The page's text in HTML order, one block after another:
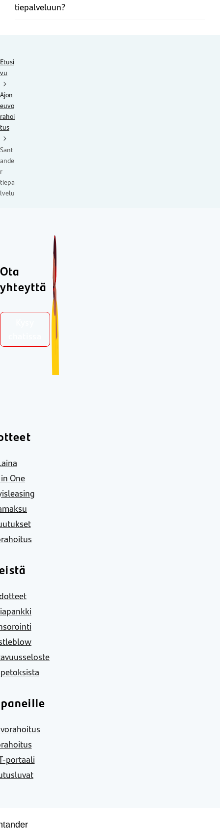
tiepalveluun?
Etusi
vu
Ajon
euvo
rahoi
tus
Sant
ande
r
tiepa
lvelu
Ota
yhteyttä
One
portaali